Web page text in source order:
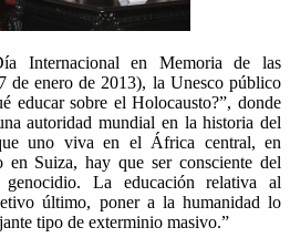
Internacional en Memoria de las
de enero de 2013), la Unesco público
educar sobre el Holocausto?”, donde
autoridad mundial en la historia del
uno viva en el África central, en
Suiza, hay que ser consciente del
La educación relativa al
último, poner a la humanidad lo
tipo de exterminio masivo.”